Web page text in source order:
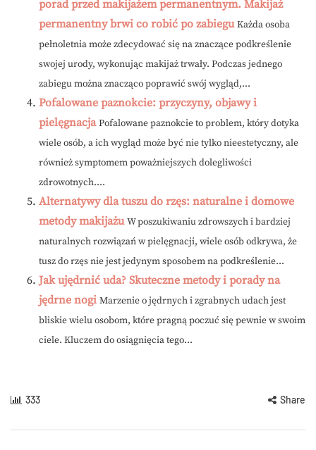
porad przed makijażem permanentnym. Makijaż
permanentny brwi co robić po zabiegu Każda osoba
pełnoletnia może zdecydować się na znaczące podkreślenie
swojej urody, wykonując makijaż trwały. Podczas jednego
zabiegu można znacząco poprawić swój wygląd,...
Pofalowane paznokcie: przyczyny, objawy i
pielęgnacja Pofalowane paznokcie to problem, który dotyka
wiele osób, a ich wygląd może być nie tylko nieestetyczny, ale
również symptomem poważniejszych dolegliwości
zdrowotnych....
Alternatywy dla tuszu do rzęs: naturalne i domowe
metody makijażu W poszukiwaniu zdrowszych i bardziej
naturalnych rozwiązań w pielęgnacji, wiele osób odkrywa, że
tusz do rzęs nie jest jedynym sposobem na podkreślenie...
Jak ujędrnić uda? Skuteczne metody i porady na
jędrne nogi Marzenie o jędrnych i zgrabnych udach jest
bliskie wielu osobom, które pragną poczuć się pewnie w swoim
ciele. Kluczem do osiągnięcia tego...
333 Share